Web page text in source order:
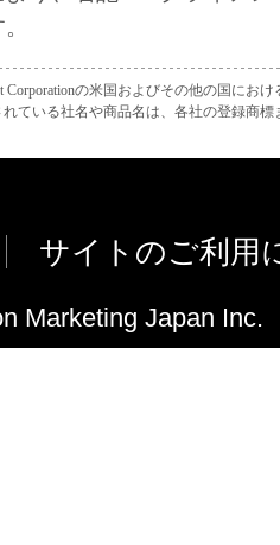
and all the remaining
and effect.
BUTTON INDICATING
ITS TERMS AND
EXCLUSIVE
YOU AND
Corporationの米国およびその他の国にお
ている社名や商品名は、各社の登録商標
サイトのご利用
Marketing Japan Inc.